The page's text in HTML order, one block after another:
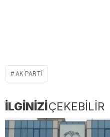
AK PARTI
İLGİNİZİÇEKEBİLİR